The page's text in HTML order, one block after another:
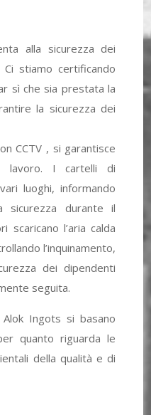
alla sicurezza dei
stiamo certificando
sì che sia prestata la
la sicurezza dei
CCTV , si garantisce
lavoro. I cartelli di
luoghi, informando
sicurezza durante il
scaricano l’aria calda
l’inquinamento,
dei dipendenti
seguita.
Ingots si basano
quanto riguarda le
della qualità e di